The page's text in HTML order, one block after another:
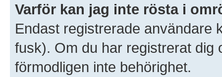
Varför kan jag inte rösta i
Endast registrerade användare
fusk). Om du har registrerat dig
förmodligen inte behörighet.